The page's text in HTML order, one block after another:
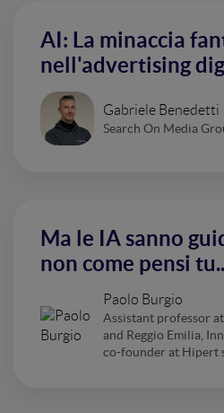
AI: La minaccia
nell'advertising
Gabriele Benedetti
Search On Media
Ma le IA sanno
non come pensi
Paolo Burgio
Assistant professor
and Reggio Emilia,
co-founder at Hipert